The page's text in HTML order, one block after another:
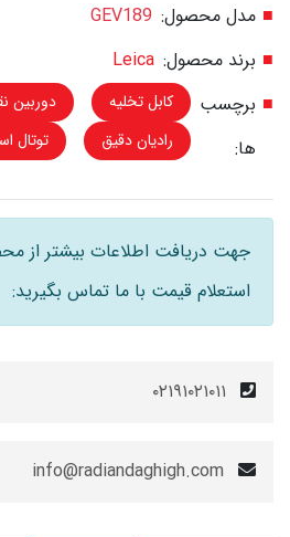
مدل محصول: GEV189
برند محصول: Leica
برچسب
ها:
کابل تخلیه دوربین
رادیان دقیق
توتال
جهت دریافت اطلاعات بیشتر از
استعلام قیمت با ما تماس بگیرید:
۰۲۱۹۱۰۲۱۰۱۱
info@radiandaghigh.com